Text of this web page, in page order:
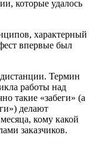
которые удалось
характерный
впервые был
Термин
работы над
такие «забеги» (а
делают
кому какой
заказчиков.